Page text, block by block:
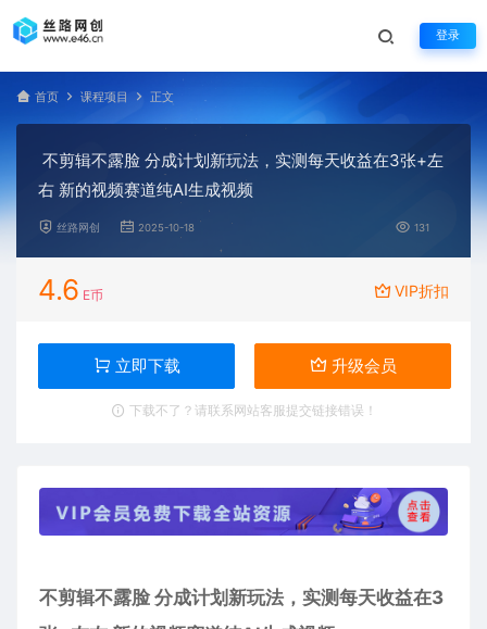
登录
首页 课程项目 正文
不剪辑不露脸 分成计划新玩法，实测每天收益在3张+左
右 新的视频赛道纯AI生成视频
丝路网创 2025-10-18 131
4.6 E币 VIP折扣
立即下载 升级会员
下载不了？请联系网站客服提交链接错误！
不剪辑不露脸 分成计划新玩法，实测每天收益在3